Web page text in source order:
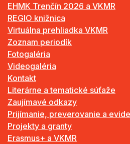
EHMK Trenčín 2026 a VKMR
REGIO knižnica
Virtuálna prehliadka VKMR
Zoznam periodík
Fotogaléria
Videogaléria
Kontakt
Literárne a tematické súťaže
Zaujímavé odkazy
Prijímanie, preverovanie a
Projekty a granty
Erasmus+ a VKMR